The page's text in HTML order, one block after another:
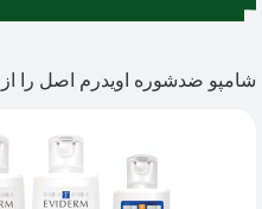
شامپو ضدشوره اویدرم اصل را